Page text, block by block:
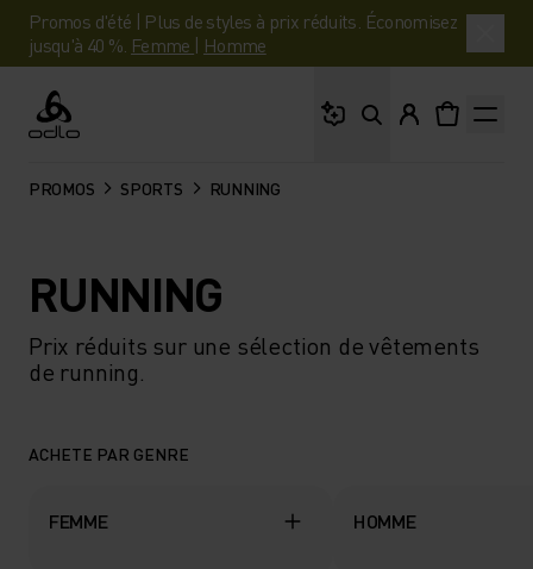
Promos d'été | Plus de styles à prix réduits. Économisez
jusqu'à 40 %. Femme | Homme
Odlo
PROMOS SPORTS RUNNING
RUNNING
Prix réduits sur une sélection de vêtements
de running.
ACHETE PAR GENRE
FEMME HOMME